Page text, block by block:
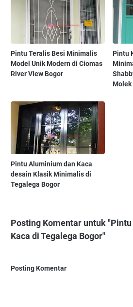
Pintu Teralis Besi Minimalis
Model Unik Modern di Ciomas
River View Bogor
Pintu
Molek
Pintu Aluminium dan Kaca
desain Klasik Minimalis di
Tegalega Bogor
Posting Komentar untuk
Kaca di Tegalega Bogor"
Posting Komentar